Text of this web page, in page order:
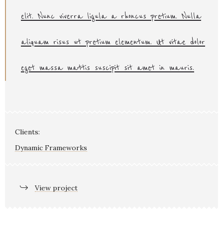
elit. Nunc viverra ligula a rhoncus pretium. Nulla
aliquam risus ut pretium elementum. Ut vitae dolor
eget massa mattis suscipit sit amet in mauris.
Clients:
Dynamic Frameworks
View project